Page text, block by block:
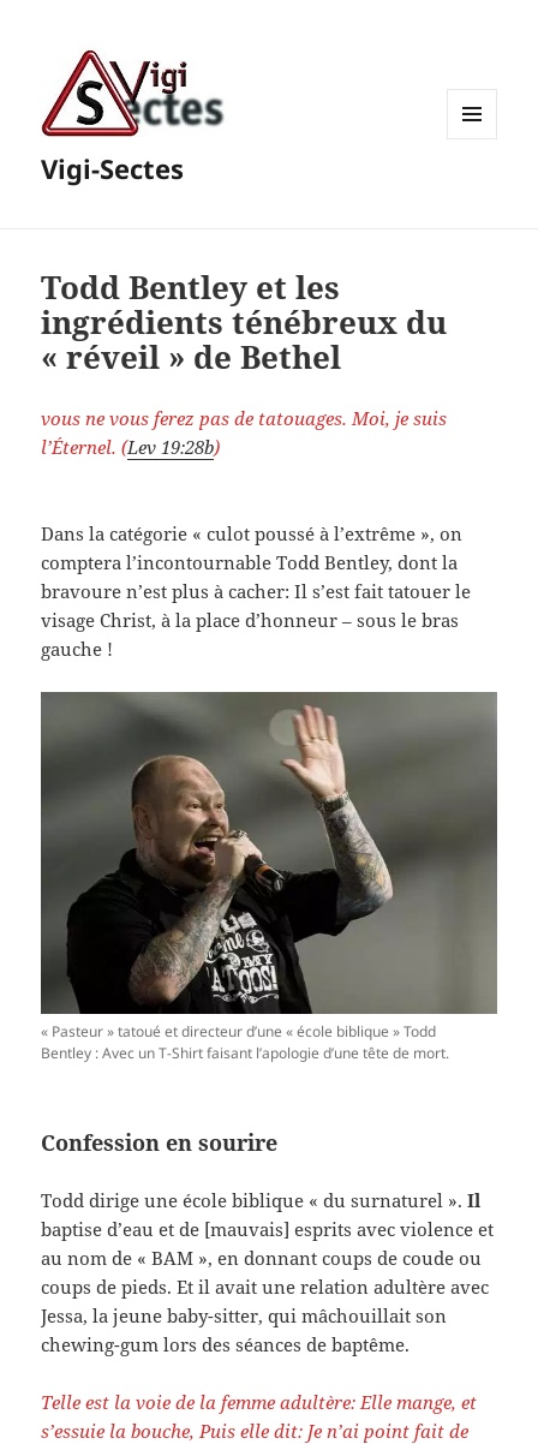
Vigi-Sectes
Todd Bentley et les
ingrédients ténébreux du
« réveil » de Bethel
vous ne vous ferez pas de tatouages. Moi, je suis
l’Éternel. (Lev 19:28b)
Dans la catégorie « culot poussé à l’extrême », on
comptera l’incontournable Todd Bentley, dont la
bravoure n’est plus à cacher: Il s’est fait tatouer le
visage Christ, à la place d’honneur – sous le bras
gauche !
« Pasteur » tatoué et directeur d’une « école biblique » Todd
Bentley : Avec un T-Shirt faisant l’apologie d’une tête de mort.
Confession en sourire
Todd dirige une école biblique « du surnaturel ».Il
baptise d’eau et de [mauvais] esprits avec violence et
au nom de « BAM », en donnant coups de coude ou
coups de pieds. Et il avait une relation adultère avec
Jessa, la jeune baby-sitter, qui mâchouillait son
chewing-gum lors des séances de baptême.
Telle est la voie de la femme adultère: Elle mange, et
s’essuie la bouche, Puis elle dit: Je n’ai point fait de